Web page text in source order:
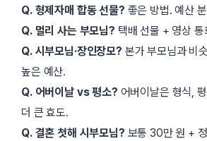
Q. 형제자매 합동 선물? 좋은 방법. 예산
Q. 멀리 사는 부모님? 택배 선물 + 영상
Q. 시부모님·장인장모? 본가 부모님과 비
높은 예산.
Q. 어버이날 vs 평소? 어버이날은 형식,
더 큰 효도.
Q. 결혼 첫해 시부모님? 보통 30만 원 +